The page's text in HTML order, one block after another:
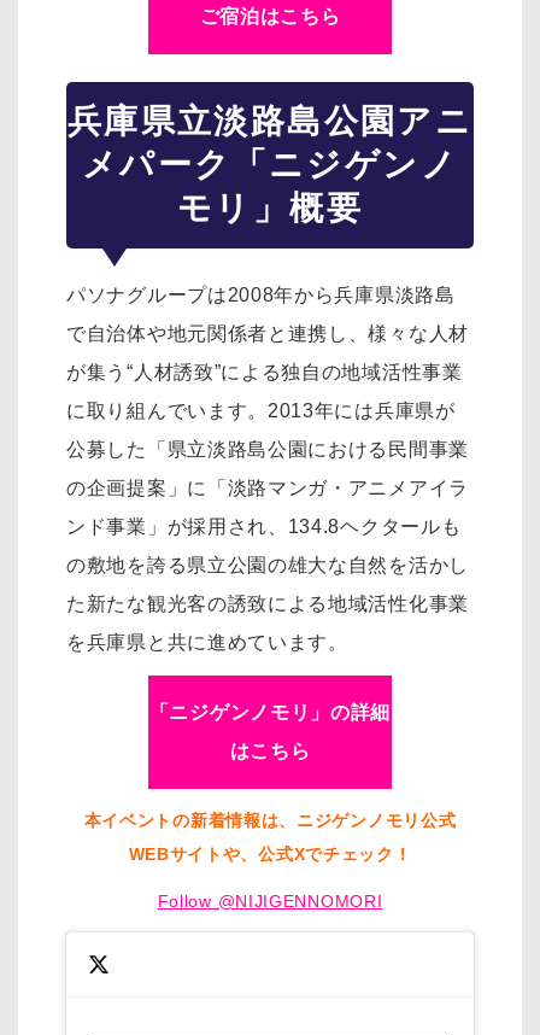
ご宿泊はこちら
兵庫県立淡路島公園アニ
メパーク「ニジゲンノ
モリ」概要
パソナグループは2008年から兵庫県淡路島
で自治体や地元関係者と連携し、様々な人材
が集う“人材誘致”による独自の地域活性事業
に取り組んでいます。2013年には兵庫県が
公募した「県立淡路島公園における民間事業
の企画提案」に「淡路マンガ・アニメアイラ
ンド事業」が採用され、134.8ヘクタールも
の敷地を誇る県立公園の雄大な自然を活かし
た新たな観光客の誘致による地域活性化事業
を兵庫県と共に進めています。
「ニジゲンノモリ」の詳細
はこちら
本イベントの新着情報は、ニジゲンノモリ公式
WEBサイトや、公式Xでチェック！
Follow @NIJIGENNOMORI